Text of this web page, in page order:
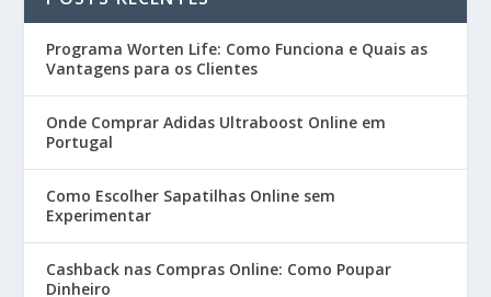
Programa Worten Life: Como Funciona e Quais as
Vantagens para os Clientes
Onde Comprar Adidas Ultraboost Online em
Portugal
Como Escolher Sapatilhas Online sem
Experimentar
Cashback nas Compras Online: Como Poupar
Dinheiro